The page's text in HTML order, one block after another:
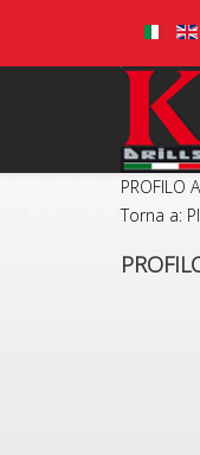
PROFILO A
Torna a: